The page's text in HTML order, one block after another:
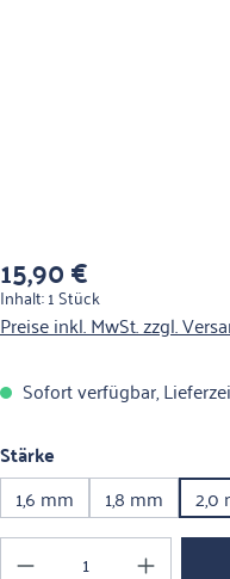
Regulärer Preis:
15,90 €
Inhalt:1 Stück
Preise inkl. MwSt. zzgl.
Sofort verfügbar,
Stärke
1,6 mm 1,8 mm 2,0
Produkt Anzahl: